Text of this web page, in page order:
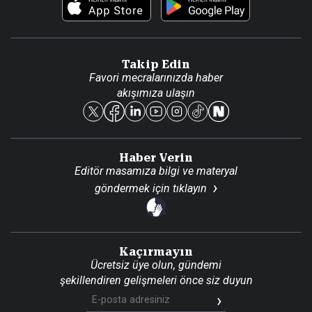
Foto Haber
Künye
Reklam Ver
Takip Edin
Favori mecralarınızda haber
akışımıza ulaşın
Haber Verin
Editör masamıza bilgi ve materyal
göndermek için tıklayın
Kaçırmayın
Ücretsiz üye olun, gündemi
şekillendiren gelişmeleri önce siz duyun